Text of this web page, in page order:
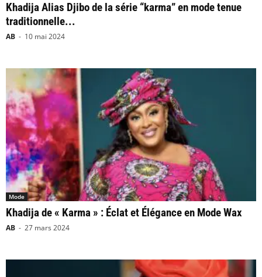
Khadija Alias Djibo de la série “karma” en mode tenue
traditionnelle...
AB - 10 mai 2024
Mode
Khadija de « Karma » : Éclat et Élégance en Mode Wax
AB - 27 mars 2024